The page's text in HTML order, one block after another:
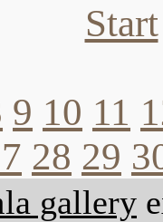
Start
9 10 11
28 29
gallery